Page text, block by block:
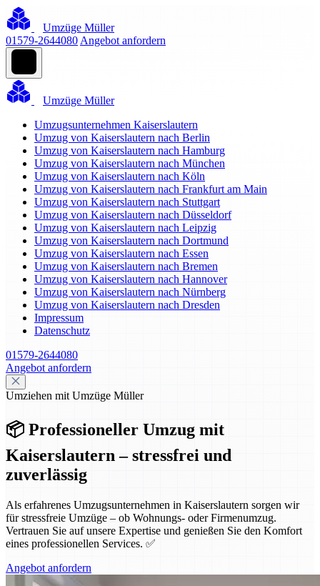
Umzüge Müller
01579-2644080 Angebot anfordern
Umzüge Müller
Umzugsunternehmen Kaiserslautern
Umzug von Kaiserslautern nach Berlin
Umzug von Kaiserslautern nach Hamburg
Umzug von Kaiserslautern nach München
Umzug von Kaiserslautern nach Köln
Umzug von Kaiserslautern nach Frankfurt am Main
Umzug von Kaiserslautern nach Stuttgart
Umzug von Kaiserslautern nach Düsseldorf
Umzug von Kaiserslautern nach Leipzig
Umzug von Kaiserslautern nach Dortmund
Umzug von Kaiserslautern nach Essen
Umzug von Kaiserslautern nach Bremen
Umzug von Kaiserslautern nach Hannover
Umzug von Kaiserslautern nach Nürnberg
Umzug von Kaiserslautern nach Dresden
Impressum
Datenschutz
01579-2644080
Angebot anfordern
Umziehen mit Umzüge Müller
📦 Professioneller Umzug mit
Kaiserslautern – stressfrei und
zuverlässig
Als erfahrenes Umzugsunternehmen in Kaiserslautern sorgen wir
für stressfreie Umzüge – ob Wohnungs- oder Firmenumzug.
Vertrauen Sie auf unsere Expertise und genießen Sie den Komfort
eines professionellen Services. ✅
Angebot anfordern